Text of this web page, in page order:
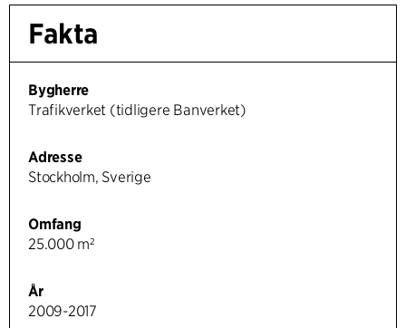
Fakta
Bygherre
Trafikverket (tidligere Banverket)
Adresse
Stockholm, Sverige
Omfang
25.000 m²
År
2009-2017